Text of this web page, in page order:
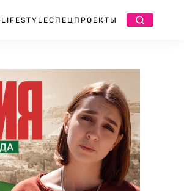
LIFESTYLEСПЕЦПРОЕКТЫ